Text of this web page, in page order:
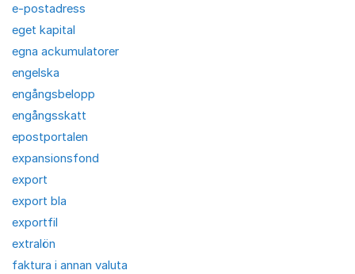
e-postadress
eget kapital
egna ackumulatorer
engelska
engångsbelopp
engångsskatt
epostportalen
expansionsfond
export
export bla
exportfil
extralön
faktura i annan valuta